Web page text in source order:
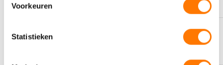
Voorkeuren
Statistieken
SAMENSTELLING